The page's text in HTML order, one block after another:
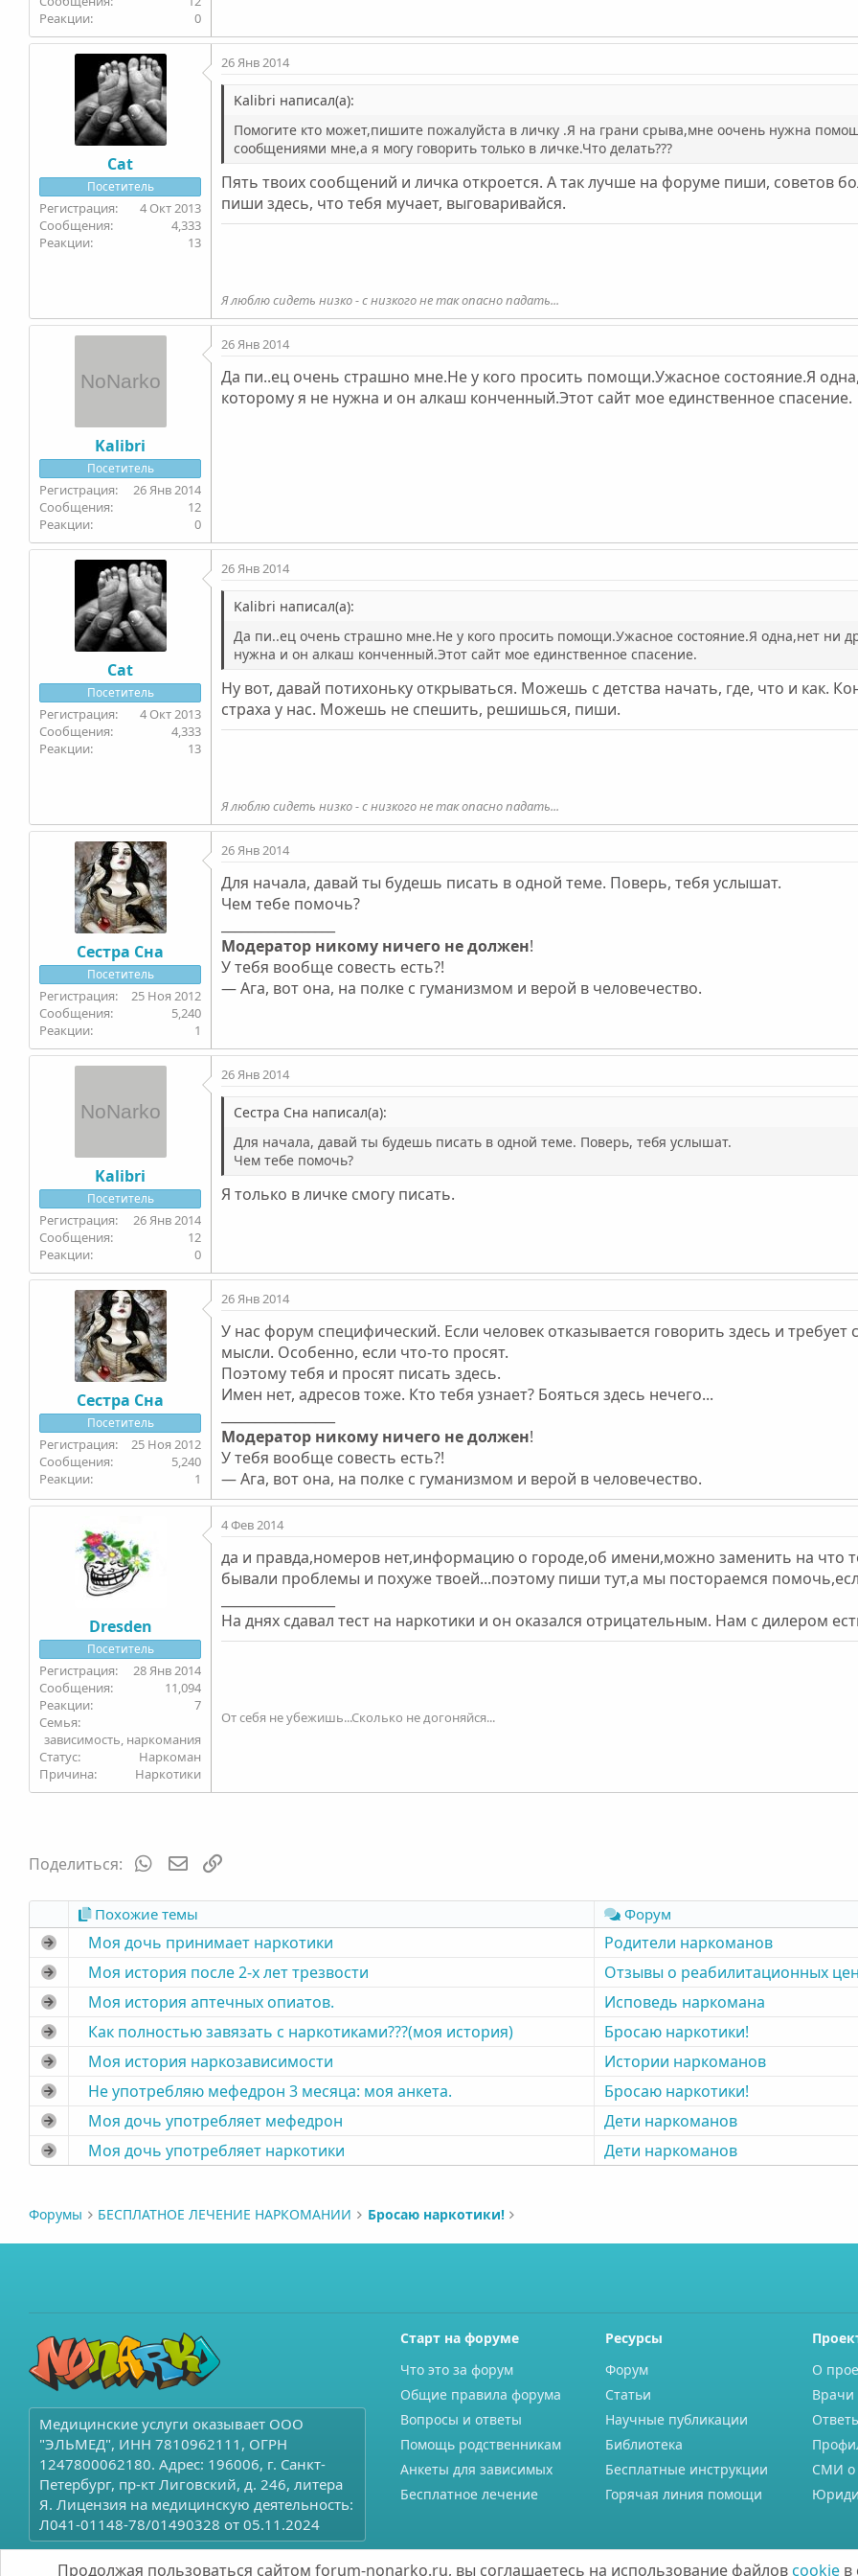
0
Cat
Посетитель
4 Окт 2013
4,333
13
26 Янв 2014
Kalibri написал(а):
Помогите кто может,пишите пожалуйста в личку .Я на грани срыва,мне оочень нужна
сообщениями мне,а я могу говорить только в личке.Что делать???
Пять твоих сообщений и личка откроется. А так лучше на форуме пиши, советов
пиши здесь, что тебя мучает, выговаривайся.
Я люблю сидеть низко - с низкого не так опасно падать...
Kalibri
Посетитель
26 Янв 2014
12
0
26 Янв 2014
Да пи..ец очень страшно мне.Не у кого просить помощи.Ужасное состояние.Я
которому я не нужна и он алкаш конченный.Этот сайт мое единственное спасение.
Cat
Посетитель
4 Окт 2013
4,333
13
26 Янв 2014
Kalibri написал(а):
Да пи..ец очень страшно мне.Не у кого просить помощи.Ужасное состояние.Я одна,нет ни
нужна и он алкаш конченный.Этот сайт мое единственное спасение.
Ну вот, давай потихоньку открываться. Можешь с детства начать, где, что и как.
страха у нас. Можешь не спешить, решишься, пиши.
Я люблю сидеть низко - с низкого не так опасно падать...
Сестра Сна
Посетитель
25 Ноя 2012
5,240
1
26 Янв 2014
Для начала, давай ты будешь писать в одной теме. Поверь, тебя услышат.
Чем тебе помочь?
Модератор никому ничего не должен!
У тебя вообще совесть есть?!
— Ага, вот она, на полке с гуманизмом и верой в человечество.
Kalibri
Посетитель
26 Янв 2014
12
0
26 Янв 2014
Сестра Сна написал(а):
Для начала, давай ты будешь писать в одной теме. Поверь, тебя услышат.
Чем тебе помочь?
Я только в личке смогу писать.
Сестра Сна
Посетитель
25 Ноя 2012
5,240
1
26 Янв 2014
У нас форум специфический. Если человек отказывается говорить здесь и
мысли. Особенно, если что-то просят.
Поэтому тебя и просят писать здесь.
Имен нет, адресов тоже. Кто тебя узнает? Бояться здесь нечего...
Модератор никому ничего не должен!
У тебя вообще совесть есть?!
— Ага, вот она, на полке с гуманизмом и верой в человечество.
Dresden
Посетитель
28 Янв 2014
11,094
7
Семья
зависимость, наркомания
Статус
Наркоман
Причина
Наркотики
4 Фев 2014
да и правда,номеров нет,информацию о городе,об имени,можно заменить на что
бывали проблемы и похуже твоей...поэтому пиши тут,а мы постораемся
На днях сдавал тест на наркотики и он оказался отрицательным. Нам с дилером
От себя не убежишь...Сколько не догоняйся...
Поделиться: WhatsAppЭлектронная почта
Похожие темы Форум
Моя дочь принимает наркотики
Родители наркоманов
Моя история после 2-х лет трезвости
Отзывы о реабилитационных
Моя история аптечных опиатов.
Исповедь наркомана
Как полностью завязать с наркотиками???(моя история)
Бросаю наркотики!
Моя история наркозависимости
Истории наркоманов
Не употребляю мефедрон 3 месяца: моя анкета.
Бросаю наркотики!
Моя дочь употребляет мефедрон
Дети наркоманов
Моя дочь употребляет наркотики
Дети наркоманов
Форумы БЕСПЛАТНОЕ ЛЕЧЕНИЕ НАРКОМАНИИ Бросаю наркотики!
Медицинские услуги оказывает ООО
"ЭЛЬМЕД", ИНН 7810962111, ОГРН
1247800062180. Адрес: 196006, г. Санкт-
Петербург, пр-кт Лиговский, д. 246, литера
Я. Лицензия на медицинскую деятельность:
Л041-01148-78/01490328 от 05.11.2024
Старт на форуме
Что это за форум
Общие правила форума
Вопросы и ответы
Помощь родственникам
Анкеты для зависимых
Бесплатное лечение
Ресурсы
Форум
Статьи
Научные публикации
Библиотека
Бесплатные инструкции
Горячая линия помощи
О
Врачи
СМИ о
Продолжая пользоваться сайтом forum-nonarko.ru, вы соглашаетесь на использование файловcookie в